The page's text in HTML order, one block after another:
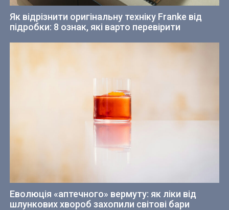
Як відрізнити оригінальну техніку Franke від
підробки: 8 ознак, які варто перевірити
Еволюція «аптечного» вермуту: як ліки від
шлункових хвороб захопили світові бари